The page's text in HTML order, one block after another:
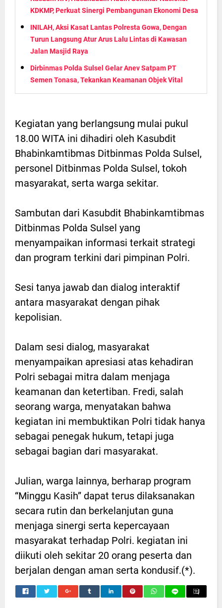
KDKMP, Perkuat Sinergi Pembangunan Ekonomi Desa
INILAH, Aksi Kasat Lantas Polresta Gowa, Dengan
Turun Langsung Atur Arus Lalu Lintas di Kawasan
Jalan Masjid Raya
Dirbinmas Polda Sulsel Gelar Anev Satpam PT
Semen Tonasa, Tekankan Keamanan Objek Vital
Kegiatan yang berlangsung mulai pukul
18.00 WITA ini dihadiri oleh Kasubdit
Bhabinkamtibmas Ditbinmas Polda Sulsel,
personel Ditbinmas Polda Sulsel, tokoh
masyarakat, serta warga sekitar.
Sambutan dari Kasubdit Bhabinkamtibmas
Ditbinmas Polda Sulsel yang
menyampaikan informasi terkait strategi
dan program terkini dari pimpinan Polri.
Sesi tanya jawab dan dialog interaktif
antara masyarakat dengan pihak
kepolisian.
Dalam sesi dialog, masyarakat
menyampaikan apresiasi atas kehadiran
Polri sebagai mitra dalam menjaga
keamanan dan ketertiban. Fredi, salah
seorang warga, menyatakan bahwa
kegiatan ini membuktikan Polri tidak hanya
sebagai penegak hukum, tetapi juga
sebagai bagian dari masyarakat.
Julian, warga lainnya, berharap program
“Minggu Kasih” dapat terus dilaksanakan
secara rutin dan berkelanjutan guna
menjaga sinergi serta kepercayaan
masyarakat terhadap Polri. kegiatan ini
diikuti oleh sekitar 20 orang peserta dan
berjalan dengan aman serta kondusif.(*).